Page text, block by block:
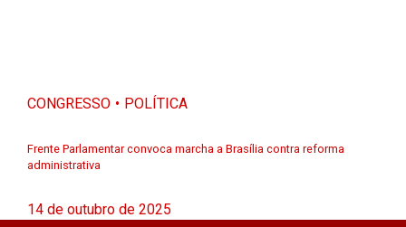
CONGRESSO POLÍTICA
Frente Parlamentar convoca marcha a Brasília contra reforma
administrativa
14 de outubro de 2025